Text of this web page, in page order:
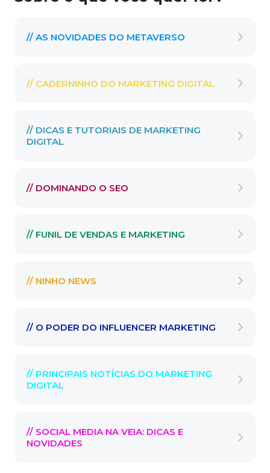
// AS NOVIDADES DO METAVERSO
// CADERNINHO DO MARKETING DIGITAL
// DICAS E TUTORIAIS DE MARKETING
DIGITAL
// DOMINANDO O SEO
// FUNIL DE VENDAS E MARKETING
// NINHO NEWS
// O PODER DO INFLUENCER MARKETING
// PRINCIPAIS NOTÍCIAS DO MARKETING
DIGITAL
// SOCIAL MEDIA NA VEIA: DICAS E
NOVIDADES